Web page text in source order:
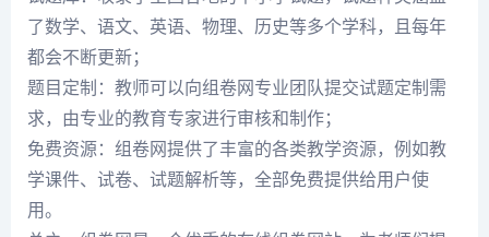
了数学、语文、英语、物理、历史等多个学科，且每年
都会不断更新；
题目定制：教师可以向组卷网专业团队提交试题定制需
求，由专业的教育专家进行审核和制作；
免费资源：组卷网提供了丰富的各类教学资源，例如教
学课件、试卷、试题解析等，全部免费提供给用户使
用。